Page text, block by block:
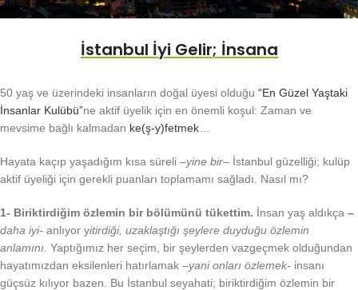
İstanbul İyi Gelir; İnsana
50 yaş ve üzerindeki insanların doğal üyesi olduğu “En Güzel Yaştaki
İnsanlar Kulübü”ne aktif üyelik için en önemli koşul: Zaman ve
mevsime bağlı kalmadan ke(ş-y)fetmek
Hayata kaçıp yaşadığım kısa süreli –yine bir– İstanbul güzelliği; kulüp
aktif üyeliği için gerekli puanları toplamamı sağladı. Nasıl mı?
1- Biriktirdiğim özlemin bir bölümünü tükettim. İnsan yaş aldıkça –
daha iyi- anlıyor yitirdiği, uzaklaştığı şeylere duyduğu özlemin
anlamını. Yaptığımız her seçim, bir şeylerden vazgeçmek olduğundan
hayatımızdan eksilenleri hatırlamak –yani onları özlemek- insanı
güçsüz kılıyor bazen. Bu İstanbul seyahati; biriktirdiğim özlemin bir